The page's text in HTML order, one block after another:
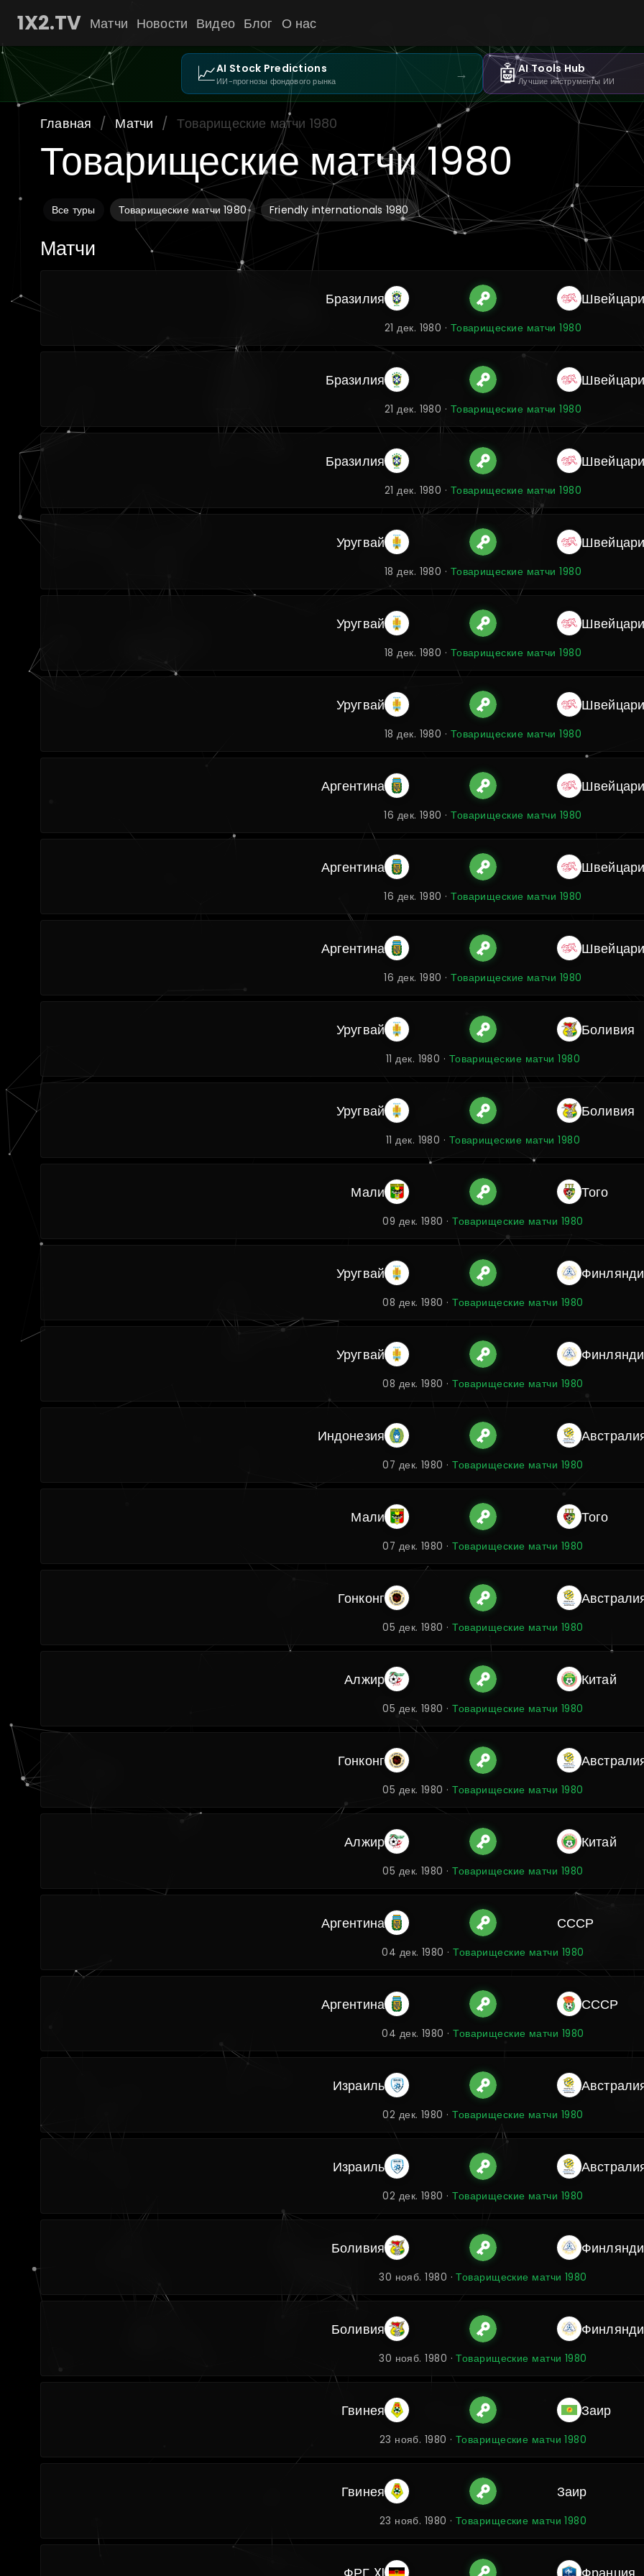
1X2.TV Матчи Новости Видео Блог О нас
📈AI Stock Predictions
ИИ-прогнозы фондового рынка → 🤖AI Tools Hub
Лучшие инструменты ИИ
Главная / Матчи / Товарищеские матчи 1980
Товарищеские матчи 1980
Все туры Товарищеские матчи 1980 Friendly internationals 1980
Матчи
Бразилия
21 дек. 1980 · Товарищеские матчи 1980
Бразилия
21 дек. 1980 · Товарищеские матчи 1980
Бразилия
21 дек. 1980 · Товарищеские матчи 1980
Уругвай
18 дек. 1980 · Товарищеские матчи 1980
Уругвай
18 дек. 1980 · Товарищеские матчи 1980
Уругвай
18 дек. 1980 · Товарищеские матчи 1980
Аргентина
16 дек. 1980 ·Товарищеские матчи 1980
Аргентина
16 дек. 1980 ·Товарищеские матчи 1980
Аргентина
16 дек. 1980 ·Товарищеские матчи 1980
Уругвай Боливия
11 дек. 1980 · Товарищеские матчи 1980
Уругвай Боливия
11 дек. 1980 · Товарищеские матчи 1980
Мали Того
09 дек. 1980 ·Товарищеские матчи 1980
Уругвай
08 дек. 1980 ·Товарищеские матчи 1980
Уругвай
08 дек. 1980 ·Товарищеские матчи 1980
Индонезия
07 дек. 1980 ·Товарищеские матчи 1980
Мали Того
07 дек. 1980 ·Товарищеские матчи 1980
Гонконг
05 дек. 1980 ·Товарищеские матчи 1980
Алжир Китай
05 дек. 1980 ·Товарищеские матчи 1980
Гонконг
05 дек. 1980 ·Товарищеские матчи 1980
Алжир Китай
05 дек. 1980 ·Товарищеские матчи 1980
Аргентина СССР
04 дек. 1980 ·Товарищеские матчи 1980
Аргентина СССР
04 дек. 1980 ·Товарищеские матчи 1980
Израиль
02 дек. 1980 ·Товарищеские матчи 1980
Израиль
02 дек. 1980 ·Товарищеские матчи 1980
Боливия
30 нояб. 1980 ·Товарищеские матчи 1980
Боливия
30 нояб. 1980 ·Товарищеские матчи 1980
Гвинея Заир
23 нояб. 1980 · Товарищеские матчи 1980
Гвинея Заир
23 нояб. 1980 · Товарищеские матчи 1980
ФРГ XI Франция